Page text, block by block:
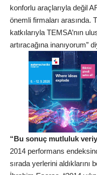
konforlu araçlarıyla değil
önemli firmaları arasında.
katkılarıyla TEMSA’nın
artıracağına inanıyorum”
“Bu sonuç mutluluk
2014 performans
sırada yerlerini